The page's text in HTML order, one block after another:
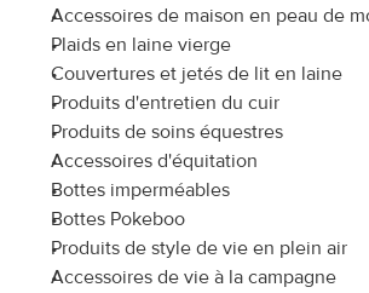
Accessoires de maison en peau de
Plaids en laine vierge
Couvertures et jetés de lit en laine
Produits d'entretien du cuir
Produits de soins équestres
Accessoires d'équitation
Bottes imperméables
Bottes Pokeboo
Produits de style de vie en plein air
Accessoires de vie à la campagne